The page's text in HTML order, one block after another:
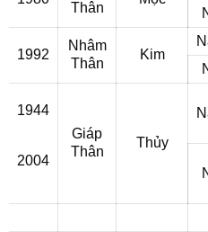
Thân
1992
Nhâm
Thân
Kim
1944
2004
Giáp
Thân
Thủy